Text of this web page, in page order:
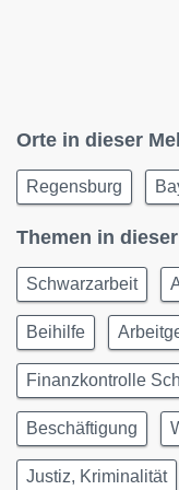
Orte in dieser
Regensburg
Themen in
Schwarzarbeit
Beihilfe
Finanzkontrolle
Beschäftigung
Justiz, Kriminalität